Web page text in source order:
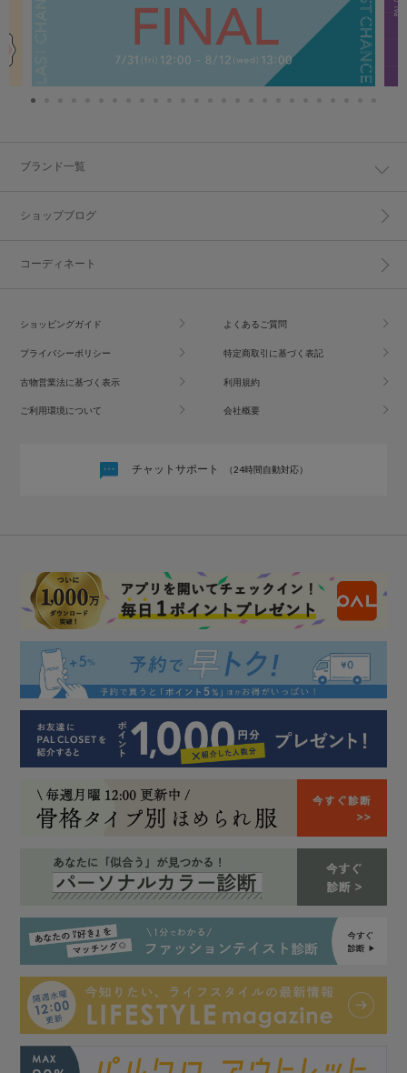
ブランド一覧
ショップブログ
コーディネート
ショッピングガイド よくあるご質問
プライバシーポリシー 特定商取引に基づく表記
古物営業法に基づく表示 利用規約
ご利用環境について 会社概要
チャットサポート （24時間自動対応）